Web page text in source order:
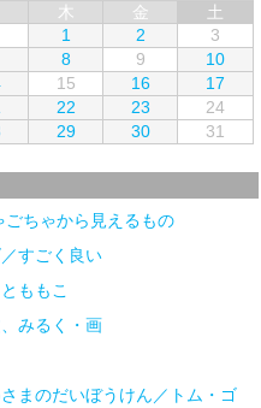
木 金
土
1
2
3
8 9
10
15 16
17
22 23
24
29 30 31
ちゃから見えるもの
すごく良い
ももこ
みるく・画
まのだいぼうけん／トム・ゴ